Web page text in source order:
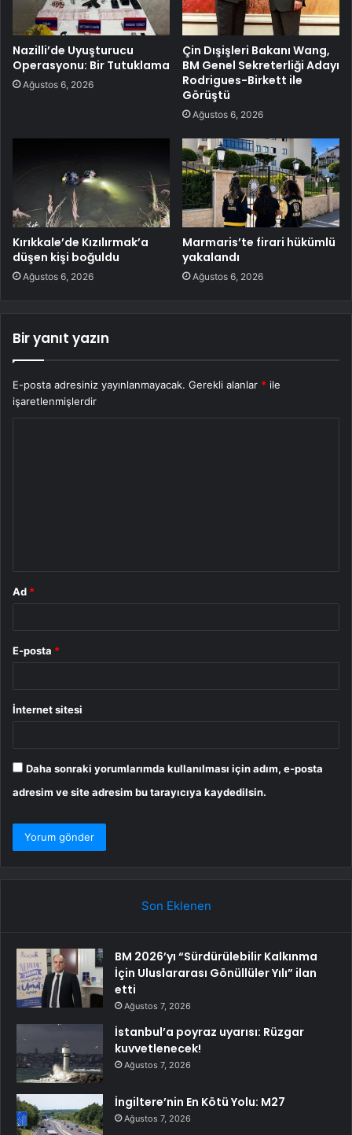
Nazilli’de Uyuşturucu
Operasyonu: Bir Tutuklama
Ağustos 6, 2026
Çin Dışişleri Bakanı Wang,
BM Genel Sekreterliği Adayı
Rodrigues-Birkett ile
Görüştü
Ağustos 6, 2026
Kırıkkale’de Kızılırmak’a
düşen kişi boğuldu
Ağustos 6, 2026
Marmaris’te firari hükümlü
yakalandı
Ağustos 6, 2026
Bir yanıt yazın
E-posta adresiniz yayınlanmayacak. Gerekli alanlar * ile
işaretlenmişlerdir
Ad *
E-posta *
İnternet sitesi
Daha sonraki yorumlarımda kullanılması için adım, e-posta
adresim ve site adresim bu tarayıcıya kaydedilsin.
Son Eklenen
BM 2026’yı “Sürdürülebilir Kalkınma
İçin Uluslararası Gönüllüler Yılı” ilan
etti
Ağustos 7, 2026
İstanbul’a poyraz uyarısı: Rüzgar
kuvvetlenecek!
Ağustos 7, 2026
İngiltere’nin En Kötü Yolu: M27
Ağustos 7, 2026